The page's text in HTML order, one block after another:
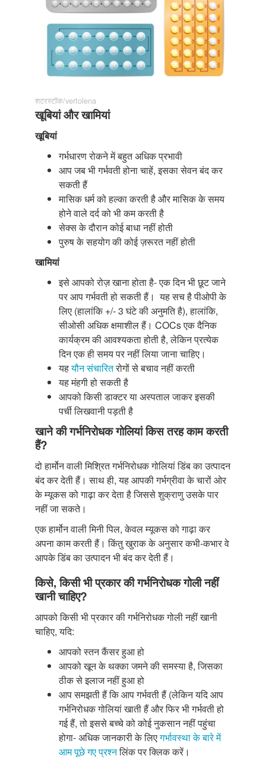
शटरस्टॉक/vertolena
खूबियां और खामियां
खूबियां
गर्भधारण रोकने में बहुत अधिक प्रभावी
आप जब भी गर्भवती होना चाहें, इसका सेवन बंद कर
सकती हैं
मासिक धर्म को हल्का करती है और मासिक के समय
होने वाले दर्द को भी कम करती है
सेक्स के दौरान कोई बाधा नहीं होती
पुरुष के सहयोग की कोई ज़रूरत नहीं होती
खामियां
इसे आपको रोज़ खाना होता है- एक दिन भी छूट जाने
पर आप गर्भवती हो सकती हैं। यह सच है पीओपी के
लिए (हालांकि +/- 3 घंटे की अनुमति है), हालांकि,
सीओसी अधिक क्षमाशील हैं। COCs एक दैनिक
कार्यक्रम की आवश्यकता होती है, लेकिन प्रत्येक
दिन एक ही समय पर नहीं लिया जाना चाहिए।
यहयौन संचारितरोगों से बचाव नहीं करती
यह मंहगी हो सकती है
आपको किसी डाक्टर या अस्पताल जाकर इसकी
पर्ची लिखवानी पड़ती है
खाने की गर्भनिरोधक गोलियां किस तरह काम करती
हैं?
दो हार्मोन वाली मिश्रित गर्भनिरोधक गोलियां डिंब का उत्पादन
बंद कर देती हैं। साथ ही, यह आपकी गर्भग्रीवा के चारों ओर
के म्यूकस को गाढ़ा कर देता है जिससे शुक्राणु उसके पार
नहीं जा सकते।
एक हार्मोन वाली मिनी पिल, केवल म्यूकस को गाढ़ा कर
अपना काम करती हैं। किंतु खुराक के अनुसार कभी-कभार वे
आपके डिंब का उत्पादन भी बंद कर देती हैं।
किसे, किसी भी प्रकार की गर्भनिरोधक गोली नहीं
खानी चाहिए?
आपको किसी भी प्रकार की गर्भनिरोधक गोली नहीं खानी
चाहिए, यदि:
आपको स्तन कैंसर हुआ हो
आपको खून के थक्का जमने की समस्या है, जिसका
ठीक से इलाज नहीं हुआ हो
आप समझती हैं कि आप गर्भवती हैं (लेकिन यदि आप
गर्भनिरोधक गोलियां खाती हैं और फिर भी गर्भवती हो
गई हैं, तो इससे बच्चे को कोई नुकसान नहीं पहुंचा
होगा- अधिक जानकारी के लिएगर्भावस्था के बारे में
आम पूछे गए प्रश्नलिंक पर क्लिक करें।